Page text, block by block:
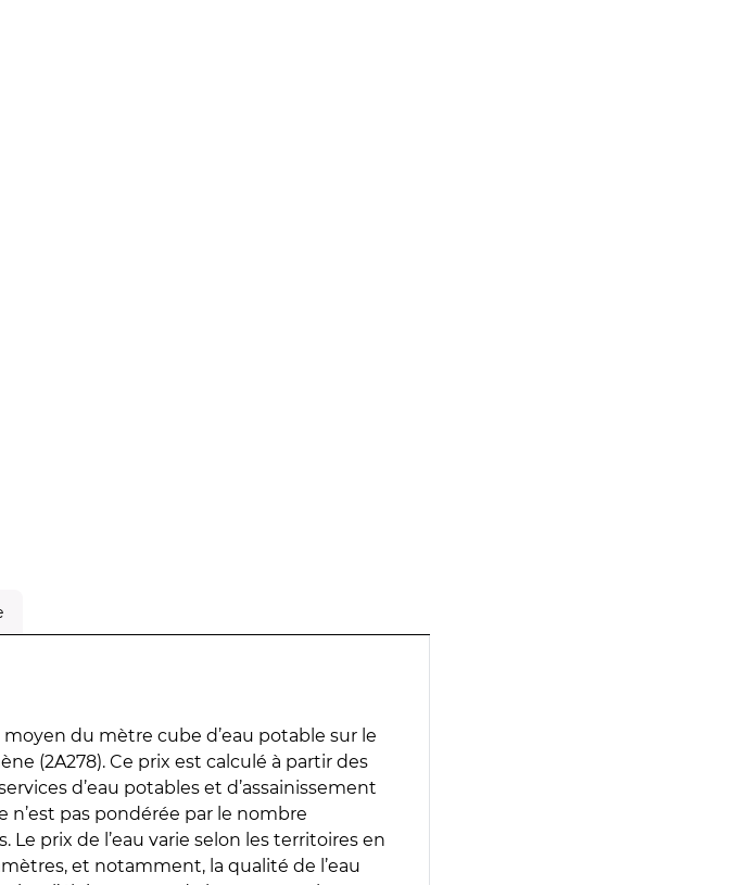
du mètre cube d’eau potable sur le
(2A278). Ce prix est calculé à partir des
d’eau potables et d’assainissement
n’est pas pondérée par le nombre
Le prix de l’eau varie selon les territoires en
et notamment, la qualité de l’eau